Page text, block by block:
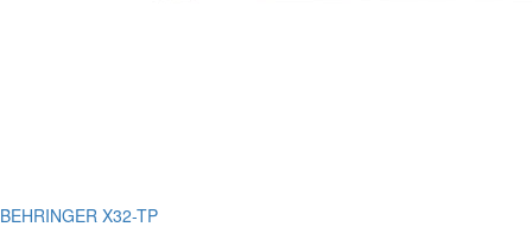
BEHRINGER X32-TP